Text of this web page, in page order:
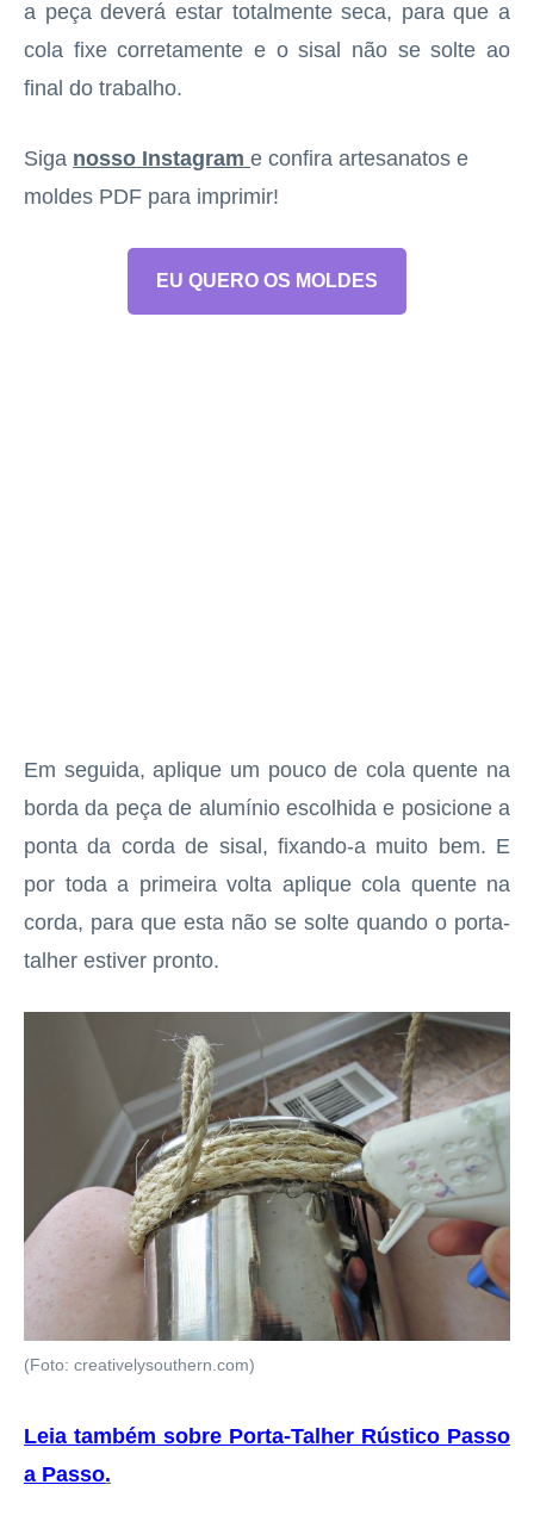
a peça deverá estar totalmente seca, para que a
cola fixe corretamente e o sisal não se solte ao
final do trabalho.
Siga nosso Instagram e confira artesanatos e
moldes PDF para imprimir!
EU QUERO OS MOLDES
Em seguida, aplique um pouco de cola quente na
borda da peça de alumínio escolhida e posicione a
ponta da corda de sisal, fixando-a muito bem. E
por toda a primeira volta aplique cola quente na
corda, para que esta não se solte quando o porta-
talher estiver pronto.
(Foto: creativelysouthern.com)
Leia também sobre Porta-Talher Rústico Passo
a Passo.